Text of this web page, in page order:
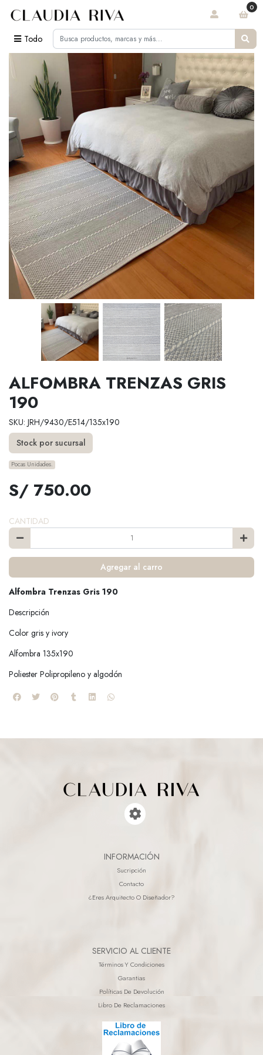
Todo
0
ALFOMBRA TRENZAS GRIS
190
SKU: JRH/9430/E514/135x190
Stock por sucursal
Pocas Unidades.
S/ 750.00
CANTIDAD
Agregar al carro
Alfombra Trenzas Gris 190
Descripción
Color gris y ivory
Alfombra 135x190
Poliester Polipropileno y algodón
INFORMACIÓN
Sucripción
Contacto
¿eres Arquitecto O Diseñador?
SERVICIO AL CLIENTE
Términos Y Condiciones
Garantias
Políticas De Devolución
Libro De Reclamaciones